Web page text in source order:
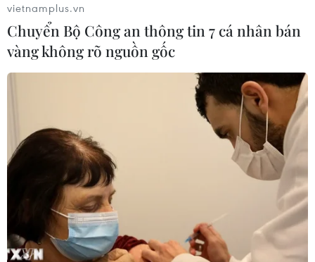
vietnamplus.vn
Chuyển Bộ Công an thông tin 7 cá nhân bán
vàng không rõ nguồn gốc